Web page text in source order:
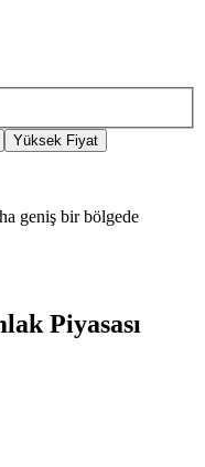
Yüksek Fiyat
geniş bir bölgede
Piyasası